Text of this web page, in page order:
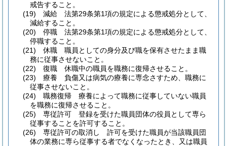
戒告すること。
(19)
減給 法第29条第1項の規定による懲戒処分として、
減給すること。
(20)
停職 法第29条第1項の規定による懲戒処分として、
停職すること。
(21)
休職 職員としての身分及び職を保有させたまま職
務に従事させないこと。
(22)
復職 休職中の職員を職務に復帰させること。
(23)
療養 負傷又は病気の療養に専念さすため、職務に
従事させないこと。
(24)
職務復帰 療養によって職務に従事していない職員
を職務に復帰させること。
(25)
専従許可 登録を受けた職員団体の役員として専ら
従事することを許可すること。
(26)
専従許可の取消し 許可を受けた職員が当該職員団
体の業務に専ら従事する者でなくなったとき、又は職員